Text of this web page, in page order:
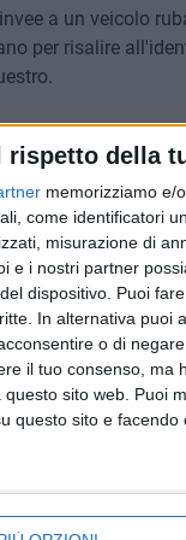
rispetto della
memorizziamo e/
come identificatori
misurazione di
e i nostri partner
dispositivo. Puoi
In alternativa puoi
o di negare
il tuo consenso, ma
sito web. Puoi
questo sito e
a un veicolo
per risalire
Dalla